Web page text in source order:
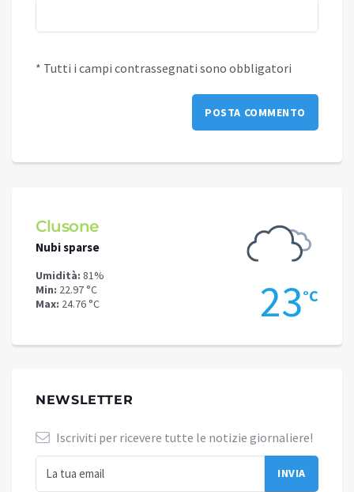
* Tutti i campi contrassegnati sono obbligatori
Clusone
Nubi sparse
Umidità: 81%
Min: 22.97 °C
Max: 24.76 °C 23°C
NEWSLETTER
Iscriviti per ricevere tutte le notizie giornaliere!